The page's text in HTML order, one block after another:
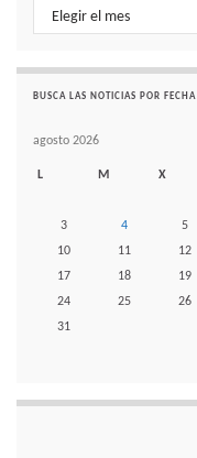
Histórico de noticias por mes
BUSCA LAS NOTICIAS POR FECHA
agosto 2026
L M X
3
4 5
10
11 12
17
18 19
24
25 26
31